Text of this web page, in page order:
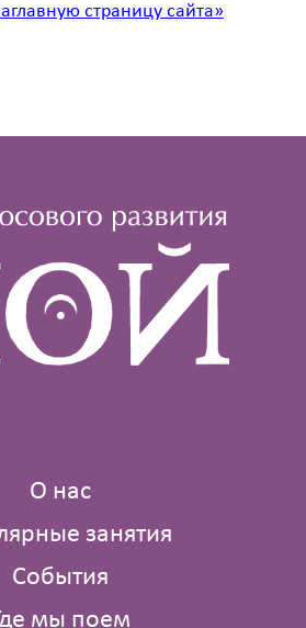
страницу сайта»
О нас
занятия
События
мы поем